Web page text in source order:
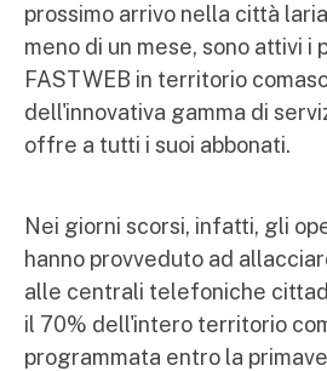
prossimo arrivo nella città
meno di un mese, sono attivi i
FASTWEB in territorio
dell'innovativa gamma di
offre a tutti i suoi abbonati.
Nei giorni scorsi, infatti, gli
hanno provveduto ad
alle centrali telefoniche
il 70% dell'intero territorio
programmata entro la